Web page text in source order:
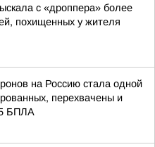
с «дроппера» более
похищенных у жителя
на Россию стала одной
перехвачены и
БПЛА